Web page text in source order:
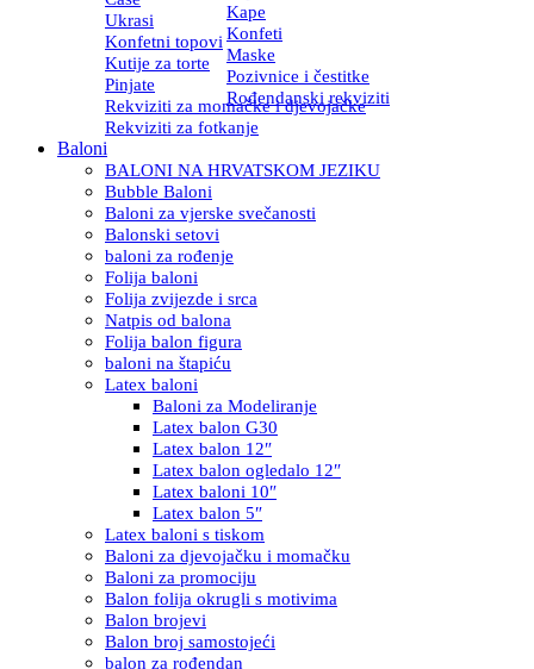
Ukrasi
Kape
Konfetni topovi Konfeti
Kutije za torte
Maske
Pinjate
Pozivnice i čestitke
Rekviziti za momačke i djevojačke
Rođendanski rekviziti
Rekviziti za fotkanje
Baloni
BALONI NA HRVATSKOM JEZIKU
Bubble Baloni
Baloni za vjerske svečanosti
Balonski setovi
baloni za rođenje
Folija baloni
Folija zvijezde i srca
Natpis od balona
Folija balon figura
baloni na štapiću
Latex baloni
Baloni za Modeliranje
Latex balon G30
Latex balon 12″
Latex balon ogledalo 12″
Latex baloni 10″
Latex balon 5″
Latex baloni s tiskom
Baloni za djevojačku i momačku
Baloni za promociju
Balon folija okrugli s motivima
Balon brojevi
Balon broj samostojeći
balon za rođendan